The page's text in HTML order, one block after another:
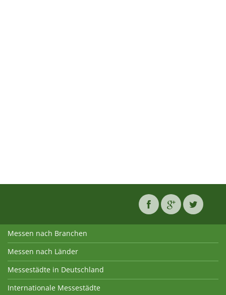
Messen nach Branchen
Messen nach Länder
Messestädte in Deutschland
Internationale Messestädte